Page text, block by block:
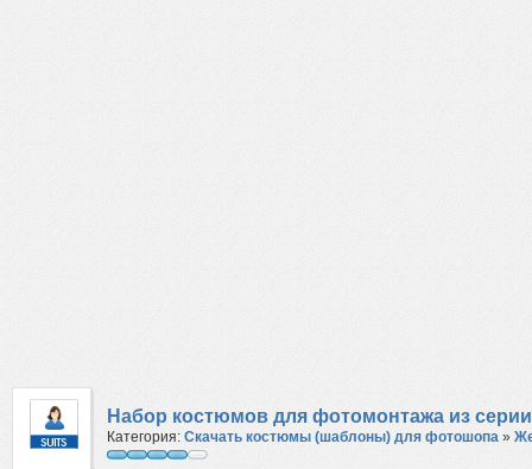
Набор костюмов для фотомонтажа из
Категория: Скачать костюмы (шаблоны) для фотошопа »